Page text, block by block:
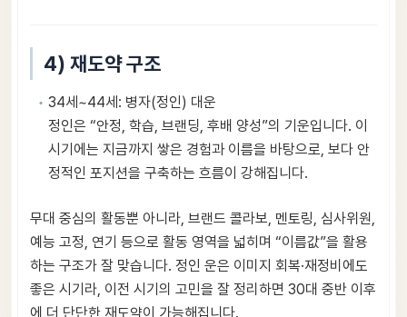
4) 재도약 구조
34세~44세: 병자(정인) 대운
정인은 “안정, 학습, 브랜딩, 후배 양성”의 기운입니다. 이
시기에는 지금까지 쌓은 경험과 이름을 바탕으로, 보다 안
정적인 포지션을 구축하는 흐름이 강해집니다.
무대 중심의 활동뿐 아니라, 브랜드 콜라보, 멘토링, 심사위원,
예능 고정, 연기 등으로 활동 영역을 넓히며 “이름값”을 활용
하는 구조가 잘 맞습니다. 정인 운은 이미지 회복·재정비에도
좋은 시기라, 이전 시기의 고민을 잘 정리하면 30대 중반 이후
에 더 단단한 재도약이 가능해집니다.